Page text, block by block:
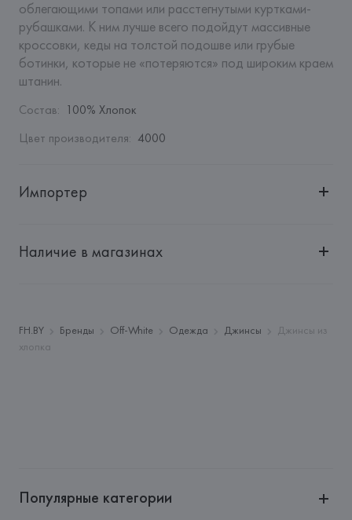
облегающими топами или расстегнутыми куртками-
рубашками. К ним лучше всего подойдут массивные
кроссовки, кеды на толстой подошве или грубые
ботинки, которые не «потеряются» под широким краем
штанин.
Состав: 100% Хлопок
Цвет производителя: 4000
Импортер
"БелВиринея"
Адрес:
ИТАЛИЯ,
Via Filippo Turati, 12, 20121 Milano
Страна происхождения товара:
Наличие в магазинах
FH.BY Бренды Off-White Одежда Джинсы
Джинсы из
хлопка
Популярные категории